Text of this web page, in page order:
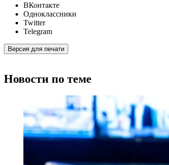
ВКонтакте
Одноклассники
Twitter
Telegram
Версия для печати
Новости по теме